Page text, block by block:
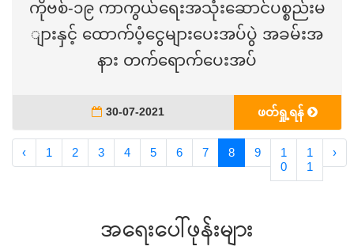
ကိုဗစ်-၁၉ ကာကွယ်ရေးအသုံးဆောင်ပစ္စည်းမ
ျားနှင့် ထောက်ပံ့ငွေများပေးအပ်ပွဲ အခမ်းအ
နား တက်ရောက်ပေးအပ်
30-07-2021 ဖတ်ရှု့ရန်
‹ 1 2 3 4 5 6 7 8 9
1
0
1
1
›
အရေးပေါ်ဖုန်းများ